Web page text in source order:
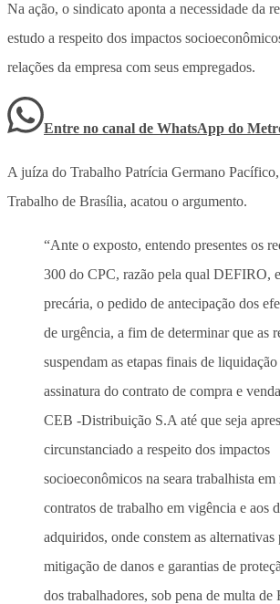
Na ação, o sindicato aponta a necessidade da
estudo a respeito dos impactos
relações da empresa com seus empregados.
Entre no canal de WhatsApp do
A juíza do Trabalho Patrícia Germano Pacífico,
Trabalho de Brasília, acatou o argumento.
“Ante o exposto, entendo presentes os
300 do CPC, razão pela qual DEFIRO,
precária, o pedido de antecipação dos
de urgência, a fim de determinar que as
suspendam as etapas finais de
assinatura do contrato de compra e
CEB -Distribuição S.A até que seja
circunstanciado a respeito dos impactos
socioeconômicos na seara trabalhista em
contratos de trabalho em vigência e aos
adquiridos, onde constem as alternativas
mitigação de danos e garantias de
dos trabalhadores, sob pena de multa de